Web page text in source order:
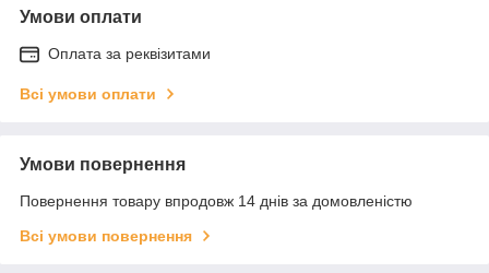
Умови оплати
Оплата за реквізитами
Всі умови оплати
Умови повернення
Повернення товару впродовж 14 днів за домовленістю
Всі умови повернення